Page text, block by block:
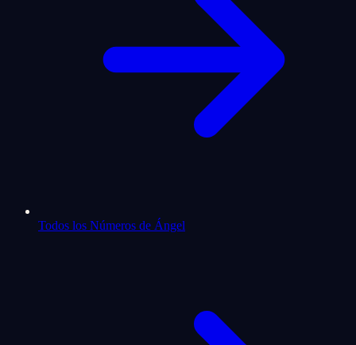
Todos los Números de Ángel